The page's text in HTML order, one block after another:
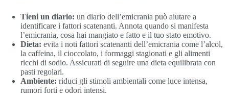
Tieni un diario: un diario dell’emicrania può aiutare a
identificare i fattori scatenanti. Annota quando si manifesta
l’emicrania, cosa hai mangiato e fatto e il tuo stato emotivo.
Dieta: evita i noti fattori scatenanti dell’emicrania come l’alcol,
la caffeina, il cioccolato, i formaggi stagionati e gli alimenti
ricchi di sodio. Assicurati di seguire una dieta equilibrata con
pasti regolari.
Ambiente: riduci gli stimoli ambientali come luce intensa,
rumori forti e odori intensi.